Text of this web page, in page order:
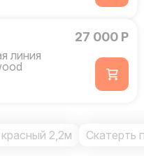
линия
27 000 Р
2,2м Скатерть